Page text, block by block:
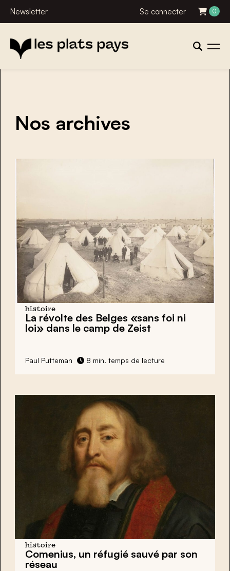
Newsletter Se connecter 0
Nos archives
histoire
La révolte des Belges «sans foi ni
loi» dans le camp de Zeist
Paul Putteman 8 min. temps de lecture
histoire
Comenius, un réfugié sauvé par son
réseau